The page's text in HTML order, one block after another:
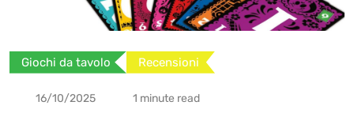
Giochi da tavolo Recensioni
16/10/2025 1 minute read